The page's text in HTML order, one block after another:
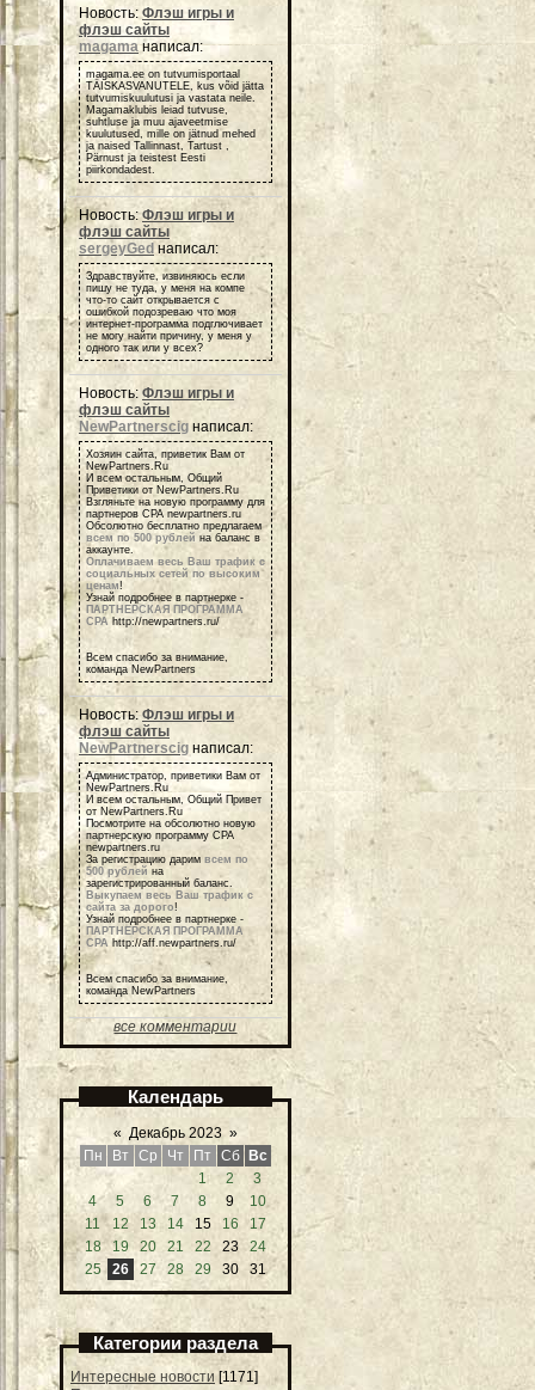
Новость: Флэш игры и
флэш сайты
magamaнаписал:
magama.ee on tutvumisportaal
TÄISKASVANUTELE, kus võid jätta
tutvumiskuulutusi ja vastata neile.
Magamaklubis leiad tutvuse,
suhtluse ja muu ajaveetmise
kuulutused, mille on jätnud mehed
ja naised Tallinnast, Tartust ,
Pärnust ja teistest Eesti
piirkondadest.
Новость:Флэш игры и
флэш сайты
sergeyGedнаписал:
Здравствуйте, извиняюсь если
пишу не туда, у меня на компе
что-то сайт открывается с
ошибкой подозреваю что моя
интернет-программа подглючивает
не могу найти причину, у меня у
одного так или у всех?
Новость: Флэш игры и
флэш сайты
NewPartnerscig написал:
Хозяин сайта, приветик Вам от
NewPartners.Ru
И всем остальным, Общий
Приветики от NewPartners.Ru
Взгляньте на новую программу для
партнеров СРА newpartners.ru
Обсолютно бесплатно предлагаем
всем по 500 рублей на баланс в
аккаунте.
Оплачиваем весь Ваш трафик с
социальных сетей по высоким
ценам!
Узнай подробнее в партнерке -
ПАРТНЕРСКАЯ ПРОГРАММА
СРА http://newpartners.ru/
Всем спасибо за внимание,
команда NewPartners
Новость:Флэш игры и
флэш сайты
NewPartnerscig написал:
Администратор, приветики Вам от
NewPartners.Ru
И всем остальным, Общий Привет
от NewPartners.Ru
Посмотрите на обсолютно новую
партнерскую программу СРА
newpartners.ru
За регистрацию дарим всем по
500 рублей на
зарегистрированный баланс.
Выкупаем весь Ваш трафик с
сайта за дорого!
Узнай подробнее в партнерке -
ПАРТНЕРСКАЯ ПРОГРАММА
СРА http://aff.newpartners.ru/
Всем спасибо за внимание,
команда NewPartners
все комментарии
Календарь
« Декабрь 2023 »
Пн
Вт Ср Чт Пт Сб Вс
1
2
3
4
5 6 7 8 9
10
11
12 13 14 15 16
17
18
19 20 21 22 23
24
25
26 27 28 29 30 31
Категории раздела
Интересные новости [1171]